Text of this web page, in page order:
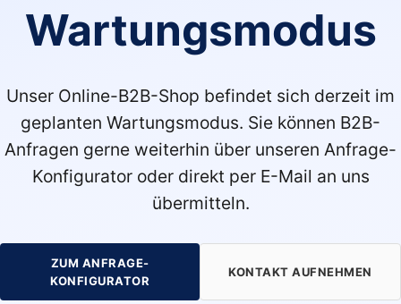
Wartungsmodus
Unser Online-B2B-Shop befindet sich derzeit im
geplanten Wartungsmodus. Sie können B2B-
Anfragen gerne weiterhin über unseren Anfrage-
Konfigurator oder direkt per E-Mail an uns
übermitteln.
ZUM ANFRAGE-
KONFIGURATOR
KONTAKT AUFNEHMEN